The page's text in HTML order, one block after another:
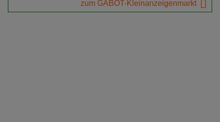
zum GABOT-Kleinanzeigenmarkt